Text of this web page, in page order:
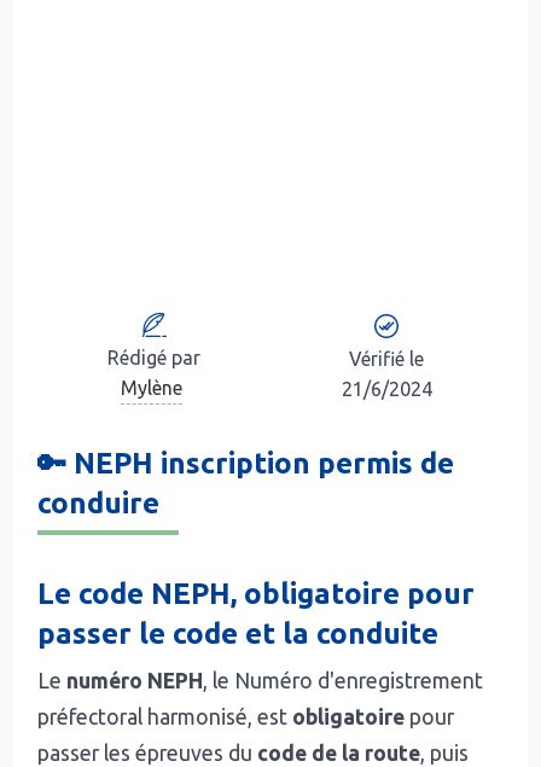
Rédigé par
Mylène
Vérifié le
21/6/2024
🔑 NEPH inscription permis de
conduire
Le code NEPH, obligatoire pour
passer le code et la conduite
Le numéro NEPH , le Numéro d'enregistrement
préfectoral harmonisé, est obligatoire pour
passer les épreuves du code de la route, puis